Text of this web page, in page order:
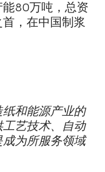
80万吨，总资
，在中国制浆
和能源产业的
艺技术、自动
为所服务领域